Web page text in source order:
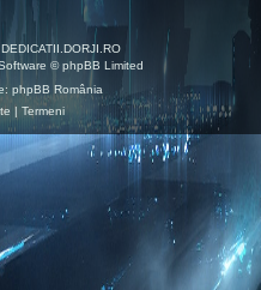
DEDICATII.DORJI.RO
© phpBB Limited
phpBB România
| Termeni